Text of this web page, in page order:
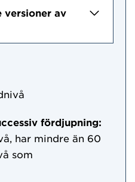
versioner av
fördjupning:
har mindre än 60
som